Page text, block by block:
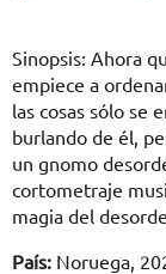
Sinopsis: Ahora
empiece a
las cosas sólo se
burlando de él,
un gnomo
cortometraje
magia del
País: Noruega,